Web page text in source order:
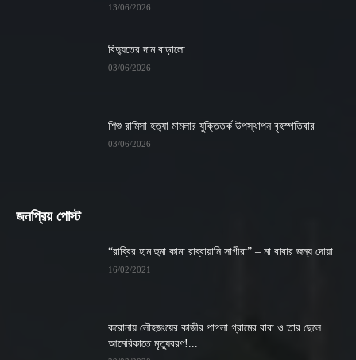
13/06/2026
বিদ্যুতের দাম বাড়ালো
03/06/2026
শিশু রামিসা হত্যা মামলার যুক্তিতর্ক উপস্থাপন বৃহস্পতিবার
03/06/2026
জনপ্রিয় পোস্ট
“রাব্বির হাম হুমা কামা রাব্বায়ানি সাগীরা” – মা বাবার জন্য দোয়া
16/02/2021
করোনায় লৌহজংয়ের কাজীর পাগলা গ্রামের বাবা ও তার ছেলে
আমেরিকাতে মৃত্যুবরণ!...